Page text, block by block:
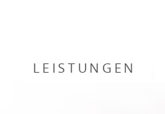
LEISTUNGEN